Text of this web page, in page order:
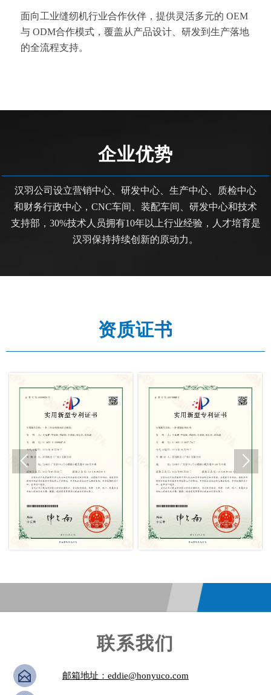
面向工业缝纫机行业合作伙伴，提供灵活多元的 OEM
与 ODM合作模式，覆盖从产品设计、研发到生产落地
的全流程支持。
企业优势
汉羽公司设立营销中心、研发中心、生产中心、质检中心
和财务行政中心，CNC车间、装配车间、研发中心和技术
支持部，30%技术人员拥有10年以上行业经验，人才培育是
汉羽保持持续创新的原动力。
资质证书
 
联系我们
 邮箱地址：eddie@honyuco.com